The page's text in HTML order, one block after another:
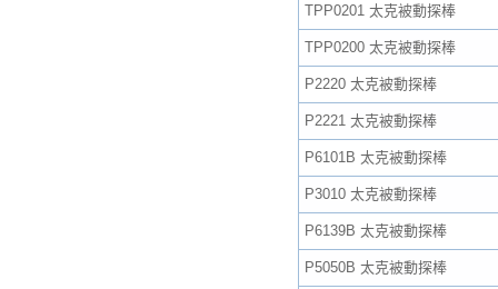
TPP0201 太克被動探棒
TPP0200 太克被動探棒
P2220 太克被動探棒
P2221 太克被動探棒
P6101B 太克被動探棒
P3010 太克被動探棒
P6139B 太克被動探棒
P5050B 太克被動探棒